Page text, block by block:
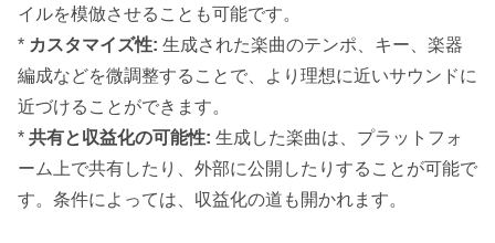
イルを模倣させることも可能です。
* カスタマイズ性: 生成された楽曲のテンポ、キー、楽器
編成などを微調整することで、より理想に近いサウンドに
近づけることができます。
* 共有と収益化の可能性: 生成した楽曲は、プラットフォ
ーム上で共有したり、外部に公開したりすることが可能で
す。条件によっては、収益化の道も開かれます。